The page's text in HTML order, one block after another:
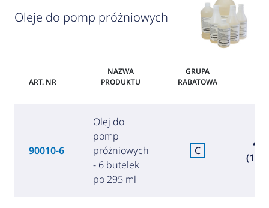
Oleje do pomp próżniowych
ART. NR
NAZWA
PRODUKTU
GRUPA
RABATOWA
90010-6
Olej do
pomp
próżniowych
- 6 butelek
po 295 ml
C